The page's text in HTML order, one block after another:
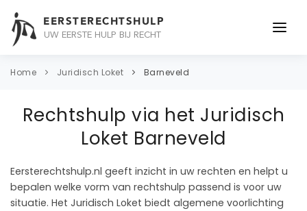
EERSTERECHTSHULP
UW EERSTE HULP BIJ RECHT
ONDERWERPEN
ADVOCAAT
CONTACT
Home Juridisch Loket Barneveld
Rechtshulp via het Juridisch
Loket Barneveld
Eersterechtshulp.nl geeft inzicht in uw rechten en helpt u
bepalen welke vorm van rechtshulp passend is voor uw
situatie. Het Juridisch Loket biedt algemene voorlichting